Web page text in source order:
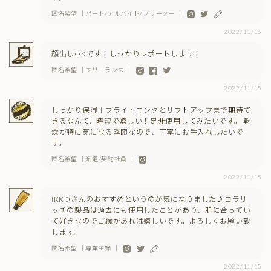
匿名希望 ｜パート/アルバイト/フリーター ｜
2022/11/16
顔出しOKです！しっかりレポートします！
匿名希望 ｜フリーランス ｜
2022/11/15
しっかり保湿＋ブライトニングとリフトアップまで期待で
きるなんて、時短で嬉しい！是非使用してみたいです。 乾
燥が特に気になる季節なので、丁寧にお手入れしたいで
す。
匿名希望 ｜派遣/契約社員 ｜
2022/11/15
IKKOさんのおすすめというのが気になりました♪コラリ
ッチの製品は過去にも使用したことがあり、肌に合ってい
て好きなのでご縁があれば嬉しいです。よろしくお願い致
します。
匿名希望 ｜専業主婦 ｜
2022/11/15